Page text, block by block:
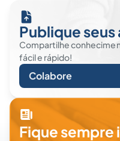
Publique
Compartilhe
fácil e rápido!
Colabore
Fique